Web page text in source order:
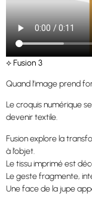
⟡ Fusion 3
Quand l’image prend
Le croquis numérique
devenir textile.
Fusion explore la
à l’objet.
Le tissu imprimé est
Le geste fragmente,
Une face de la jupe